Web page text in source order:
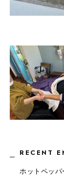
RECENT
ホットペッ